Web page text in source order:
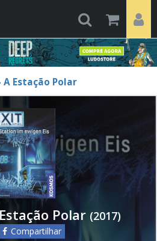
A Estação Polar
Polar (2017)
Compartilhar